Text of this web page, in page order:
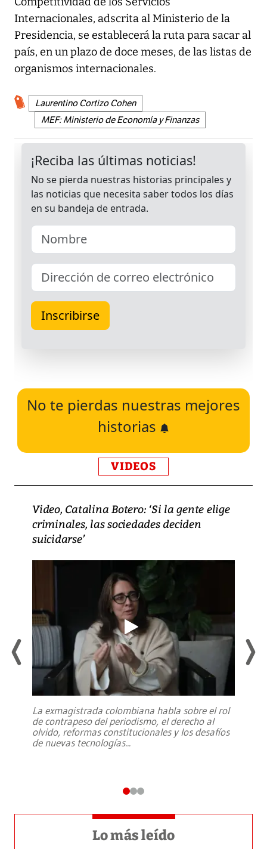
Internacionales, adscrita al Ministerio de la
Presidencia, se establecerá la ruta para sacar al
país, en un plazo de doce meses, de las listas de
organismos internacionales.
Laurentino Cortizo Cohen
MEF: Ministerio de Economía y Finanzas
No te pierdas nuestras mejores
historias
VIDEOS
Video, Catalina Botero: ‘Si la gente elige
criminales, las sociedades deciden
suicidarse’
La exmagistrada colombiana habla sobre el rol
de contrapeso del periodismo, el derecho al
olvido, reformas constitucionales y los desafíos
de nuevas tecnologías...
Lo más leído